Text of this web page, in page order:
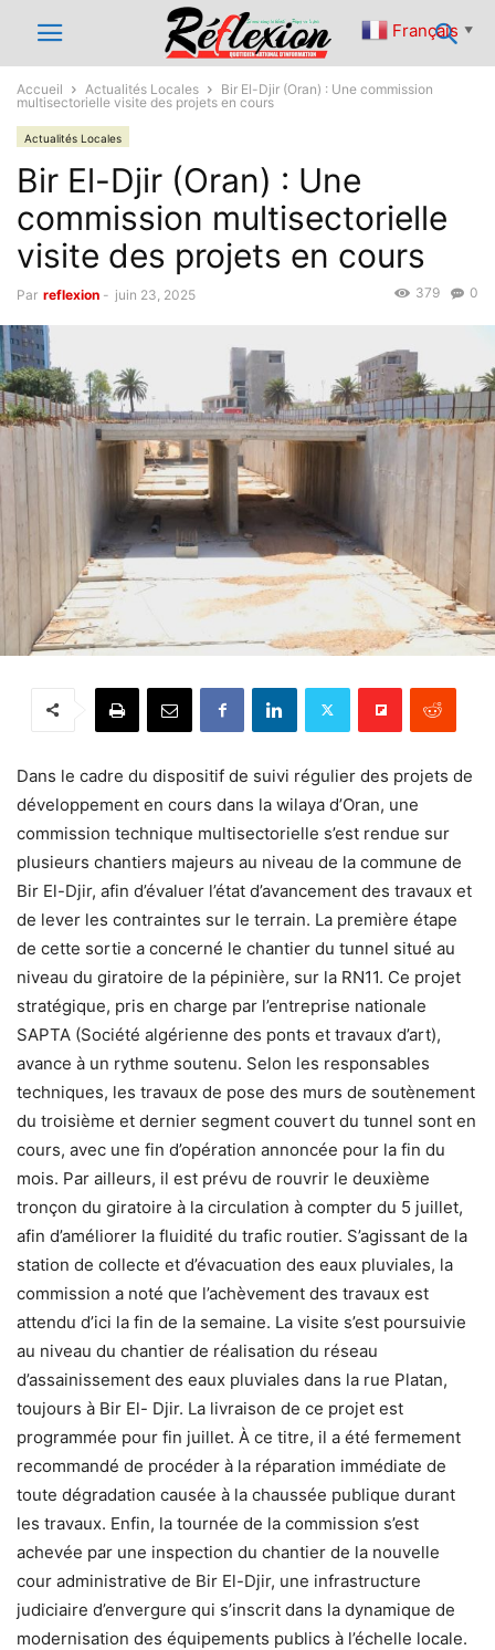
Accueil Actualités Locales
Bir El-Djir (Oran) : Une commission
multisectorielle visite des projets en cours
Actualités Locales
Bir El-Djir (Oran) : Une
commission multisectorielle
visite des projets en cours
Par reflexion - juin 23, 2025 0
379
Dans le cadre du dispositif de suivi régulier des projets de
développement en cours dans la wilaya d’Oran, une
commission technique multisectorielle s’est rendue sur
plusieurs chantiers majeurs au niveau de la commune de
Bir El-Djir, afin d’évaluer l’état d’avancement des travaux et
de lever les contraintes sur le terrain. La première étape
de cette sortie a concerné le chantier du tunnel situé au
niveau du giratoire de la pépinière, sur la RN11. Ce projet
stratégique, pris en charge par l’entreprise nationale
SAPTA (Société algérienne des ponts et travaux d’art),
avance à un rythme soutenu. Selon les responsables
techniques, les travaux de pose des murs de soutènement
du troisième et dernier segment couvert du tunnel sont en
cours, avec une fin d’opération annoncée pour la fin du
mois. Par ailleurs, il est prévu de rouvrir le deuxième
tronçon du giratoire à la circulation à compter du 5 juillet,
afin d’améliorer la fluidité du trafic routier. S’agissant de la
station de collecte et d’évacuation des eaux pluviales, la
commission a noté que l’achèvement des travaux est
attendu d’ici la fin de la semaine. La visite s’est poursuivie
au niveau du chantier de réalisation du réseau
d’assainissement des eaux pluviales dans la rue Platan,
toujours à Bir El- Djir. La livraison de ce projet est
programmée pour fin juillet. À ce titre, il a été fermement
recommandé de procéder à la réparation immédiate de
toute dégradation causée à la chaussée publique durant
les travaux. Enfin, la tournée de la commission s’est
achevée par une inspection du chantier de la nouvelle
cour administrative de Bir El-Djir, une infrastructure
judiciaire d’envergure qui s’inscrit dans la dynamique de
modernisation des équipements publics à l’échelle locale.
Français ▼